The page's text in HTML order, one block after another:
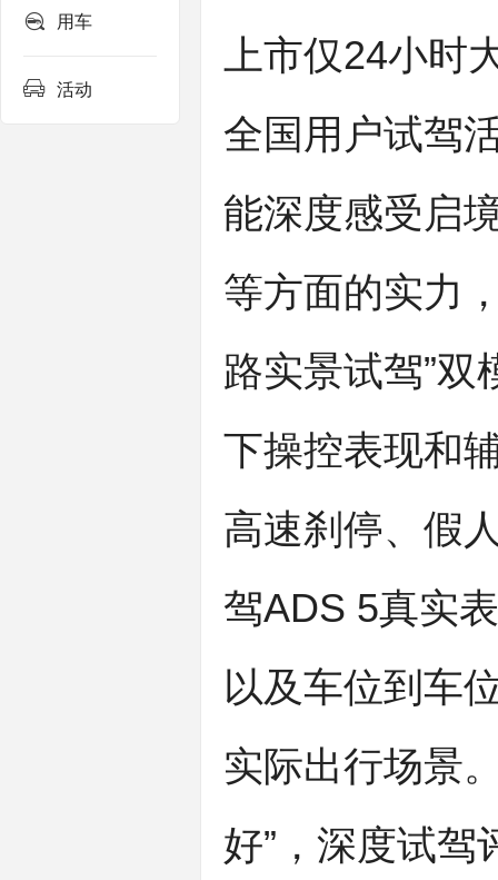
用车
活动
上市仅24小时
全国用户试驾
能深度感受启
等方面的实力
路实景试驾”
下操控表现和
高速刹停、假
驾ADS 5真实
以及车位到车
实际出行场景
好”，深度试